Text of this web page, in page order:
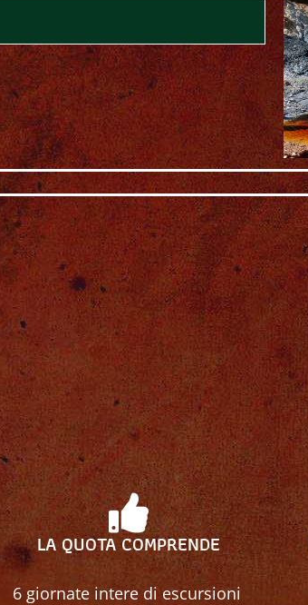
LA QUOTA COMPRENDE
6 giornate intere di escursioni